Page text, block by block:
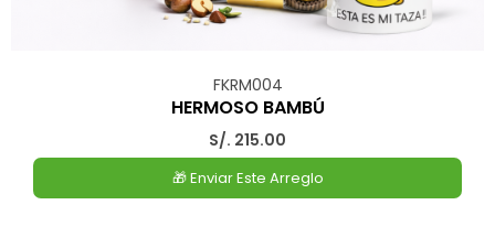
FKRM004
HERMOSO BAMBÚ
S/. 215.00
🎁 Enviar Este Arreglo